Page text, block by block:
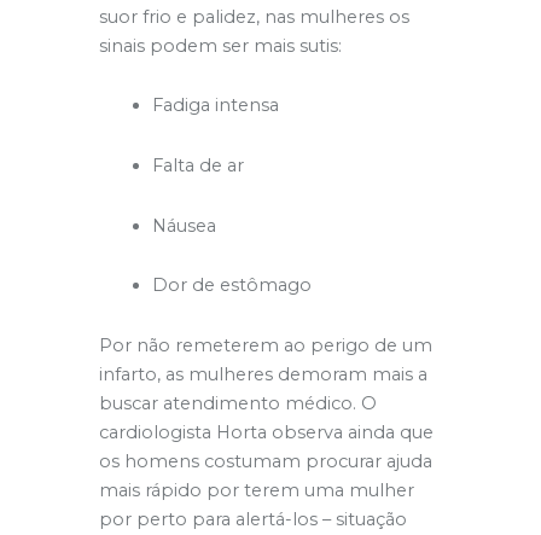
suor frio e palidez, nas mulheres os
sinais podem ser mais sutis:
Fadiga intensa
Falta de ar
Náusea
Dor de estômago
Por não remeterem ao perigo de um
infarto, as mulheres demoram mais a
buscar atendimento médico. O
cardiologista Horta observa ainda que
os homens costumam procurar ajuda
mais rápido por terem uma mulher
por perto para alertá-los – situação